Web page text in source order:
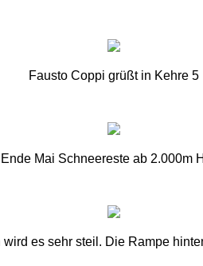
Fausto Coppi grüßt in Kehre 5
Ende Mai Schneereste ab 2.000m
wird es sehr steil. Die Rampe